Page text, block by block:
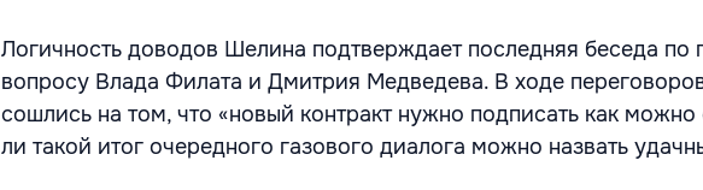
Логичность доводов Шелина подтверждает последняя беседа по
вопросу Влада Филата и Дмитрия Медведева. В ходе
сошлись на том, что «новый контракт нужно подписать как
ли такой итог очередного газового диалога можно назвать